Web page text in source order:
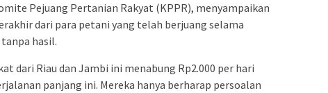
Pejuang Pertanian Rakyat (KPPR), menyampaikan
dari para petani yang telah berjuang selama
hasil.
dari Riau dan Jambi ini menabung Rp2.000 per hari
panjang ini. Mereka hanya berharap persoalan